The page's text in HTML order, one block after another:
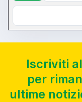
Iscriviti
per
ultime